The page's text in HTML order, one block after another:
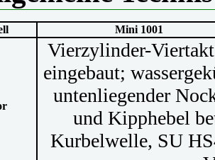
Mini 1001
Vierzylinder-
eingebaut;
untenliegender
und Kipphebel
Kurbelwelle, SU